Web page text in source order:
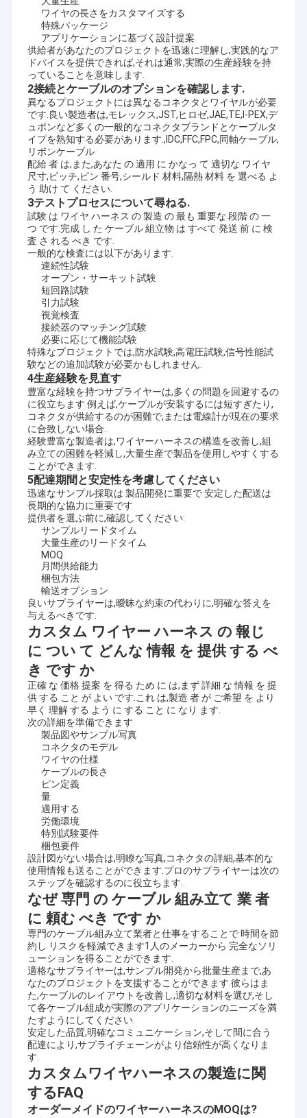
私達について
工場旅行
私達に連絡して下さい
ニュース
場合
引用を要求して下さい
注文ワイヤー馬具
LVDS のケーブル会議
カスタム ケーブル ・ アセンブリ
平らなリボン・ケーブル アセンブリ
送電線アセンブリ
マイクロ同軸ケーブル
産業用ワイヤリングハーネス
FFC FPCケーブル
JST ワイヤーハーネス
ネットワークのパッチ・コード
新しいエネルギー馬具
Molexのケーブル会議
電気配線用ハーネス
円形接続器
usbのデータ ケーブル
RFケーブルアセンブリ
アンテナ
ワイヤの長さをカスタマイズする
特殊パッケージ
アプリケーションに基づく設計提案
供給者があなたのプロジェクトを迅速に理解し,実践的なア
ドバイスを提供できれば,それは通常,実際の生産経験を持
っていることを意味します.
2接続とケーブルのオプションを確認します.
異なるプロジェクトには異なるコネクタとワイヤルが必要
です.良い製造者は,モレックス,JST,ヒロゼ,JAE,TE,I-PEX,デ
ュポンなど多くの一般的なコネクタブランドとケーブルタ
イプを熟知する必要があります.,IDC,FFC,FPC,同軸ケーブル,
リボンケーブル
配給 者 は,また,あなた の 適用 に かなっ て 適切な ワイヤ
尺寸,ピッチ,ピン 番号,シールド 材料,隔熱 材料 を 選べる よ
う 助け て ください.
3テストプロセスについて尋ねる.
試験 は ワイヤ ハーネス の 製造 の 最も 重要な 段階 の 一
つ です.完成 し た ケーブル 組立物 は すべて 発送 前 に 検
査 さ れる べき です.
一般的な検査には以下があります.
連続性試験
オープン・サーキット試験
短回路試験
引力試験
視覚検査
接続器のマッチング試験
必要に応じて機能試験
特殊なプロジェクトでは,防水試験,高電圧試験,信号性能試
験などの追加試験が必要かもしれません.
4生産経験を見直す
豊富な経験を持つサプライヤーは,多くの問題を回避するの
に役立ちます.例えば,ケーブルが安装するには短すぎたり,
コネクタが供給するのが困難で,または電線計が現在の要求
に合致しない場合.
経験豊富な製造者は,ワイヤーハーネスの構造を改善し,組
み立ての困難を軽減し,大量生産で製品を使用しやすくする
ことができます.
5配達期間と安定性を考慮してください
迅速なサンプル採取は 製品開発に重要で 安定した配送は
長期的な協力に重要です
提供者を選ぶ前に,確認してください:
サンプルリードタイム
大量生産のリードタイム
MOQ
月間供給能力
梱包方法
輸送オプション
良いサプライヤーは,曖昧な約束の代わりに,明確な答えを
与えるべきです.
カスタム ワイヤー ハーネス の 報じ
に つい て どんな 情報 を 提供 する べ
き です か
正確 な 価格 提案 を 得る ため に は,まず 詳細 な 情報 を 提
供 する こと が よい です.これ は,製造 者 が ご希望 を より
早く 理解 する よう に する こと に なり ます.
次の詳細を準備できます
製品図やサンプル写真
コネクタのモデル
ワイヤの仕様
ケーブルの長さ
ピン定義
量
適用する
労働環境
特別試験要件
梱包要件
設計図がない場合は,明瞭な写真,コネクタの詳細,基本的な
使用情報も送ることができます.プロのサプライヤーは次の
ステップを確認するのに役立ちます.
なぜ 専門 の ケーブル 組み立て 業 者
に 頼む べき です か
専門のケーブル組み立て業者と仕事をすることで 時間を節
約し リスクを軽減できます1人のメーカーから 完全なソリ
ューションを得ることができます.
適格なサプライヤーは,サンプル開発から批量生産まで,あ
なたのプロジェクトを支援することができます.彼らはま
た,ケーブルのレイアウトを改善し,適切な材料を選び,そし
て各ケーブル組成が実際のアプリケーションのニーズを満
たすようにしてください.
安定した品質,明確なコミュニケーション,そして間に合う
配達により,サプライチェーンがより信頼性が高くなりま
す.
カスタムワイヤハーネスの製造に関
するFAQ
オーダーメイドのワイヤーハーネスのMOQは?
電線の馬具、LVDS/LCDケーブル、送電線、USBケーブル、
commucationケーブル、RFケーブル、平らなリボン・ケーブ
ル、注文のケーブル会議およびワイヤー馬具、等
2. OEMおよびODMのアンテナの多種多様:
VHF、UHF、Wi-Fi、3G、4G、5G、RFID、主義、NB-IOT、GPS、
GLONASS、BEIDOU等
「実用的な完全性、最もよいサービス」は、誠意をこめてよりよ
い未来の顧客に協力することを望む。